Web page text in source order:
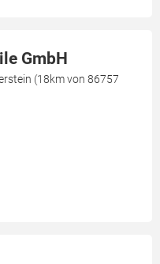
GmbH
(18km von 86757